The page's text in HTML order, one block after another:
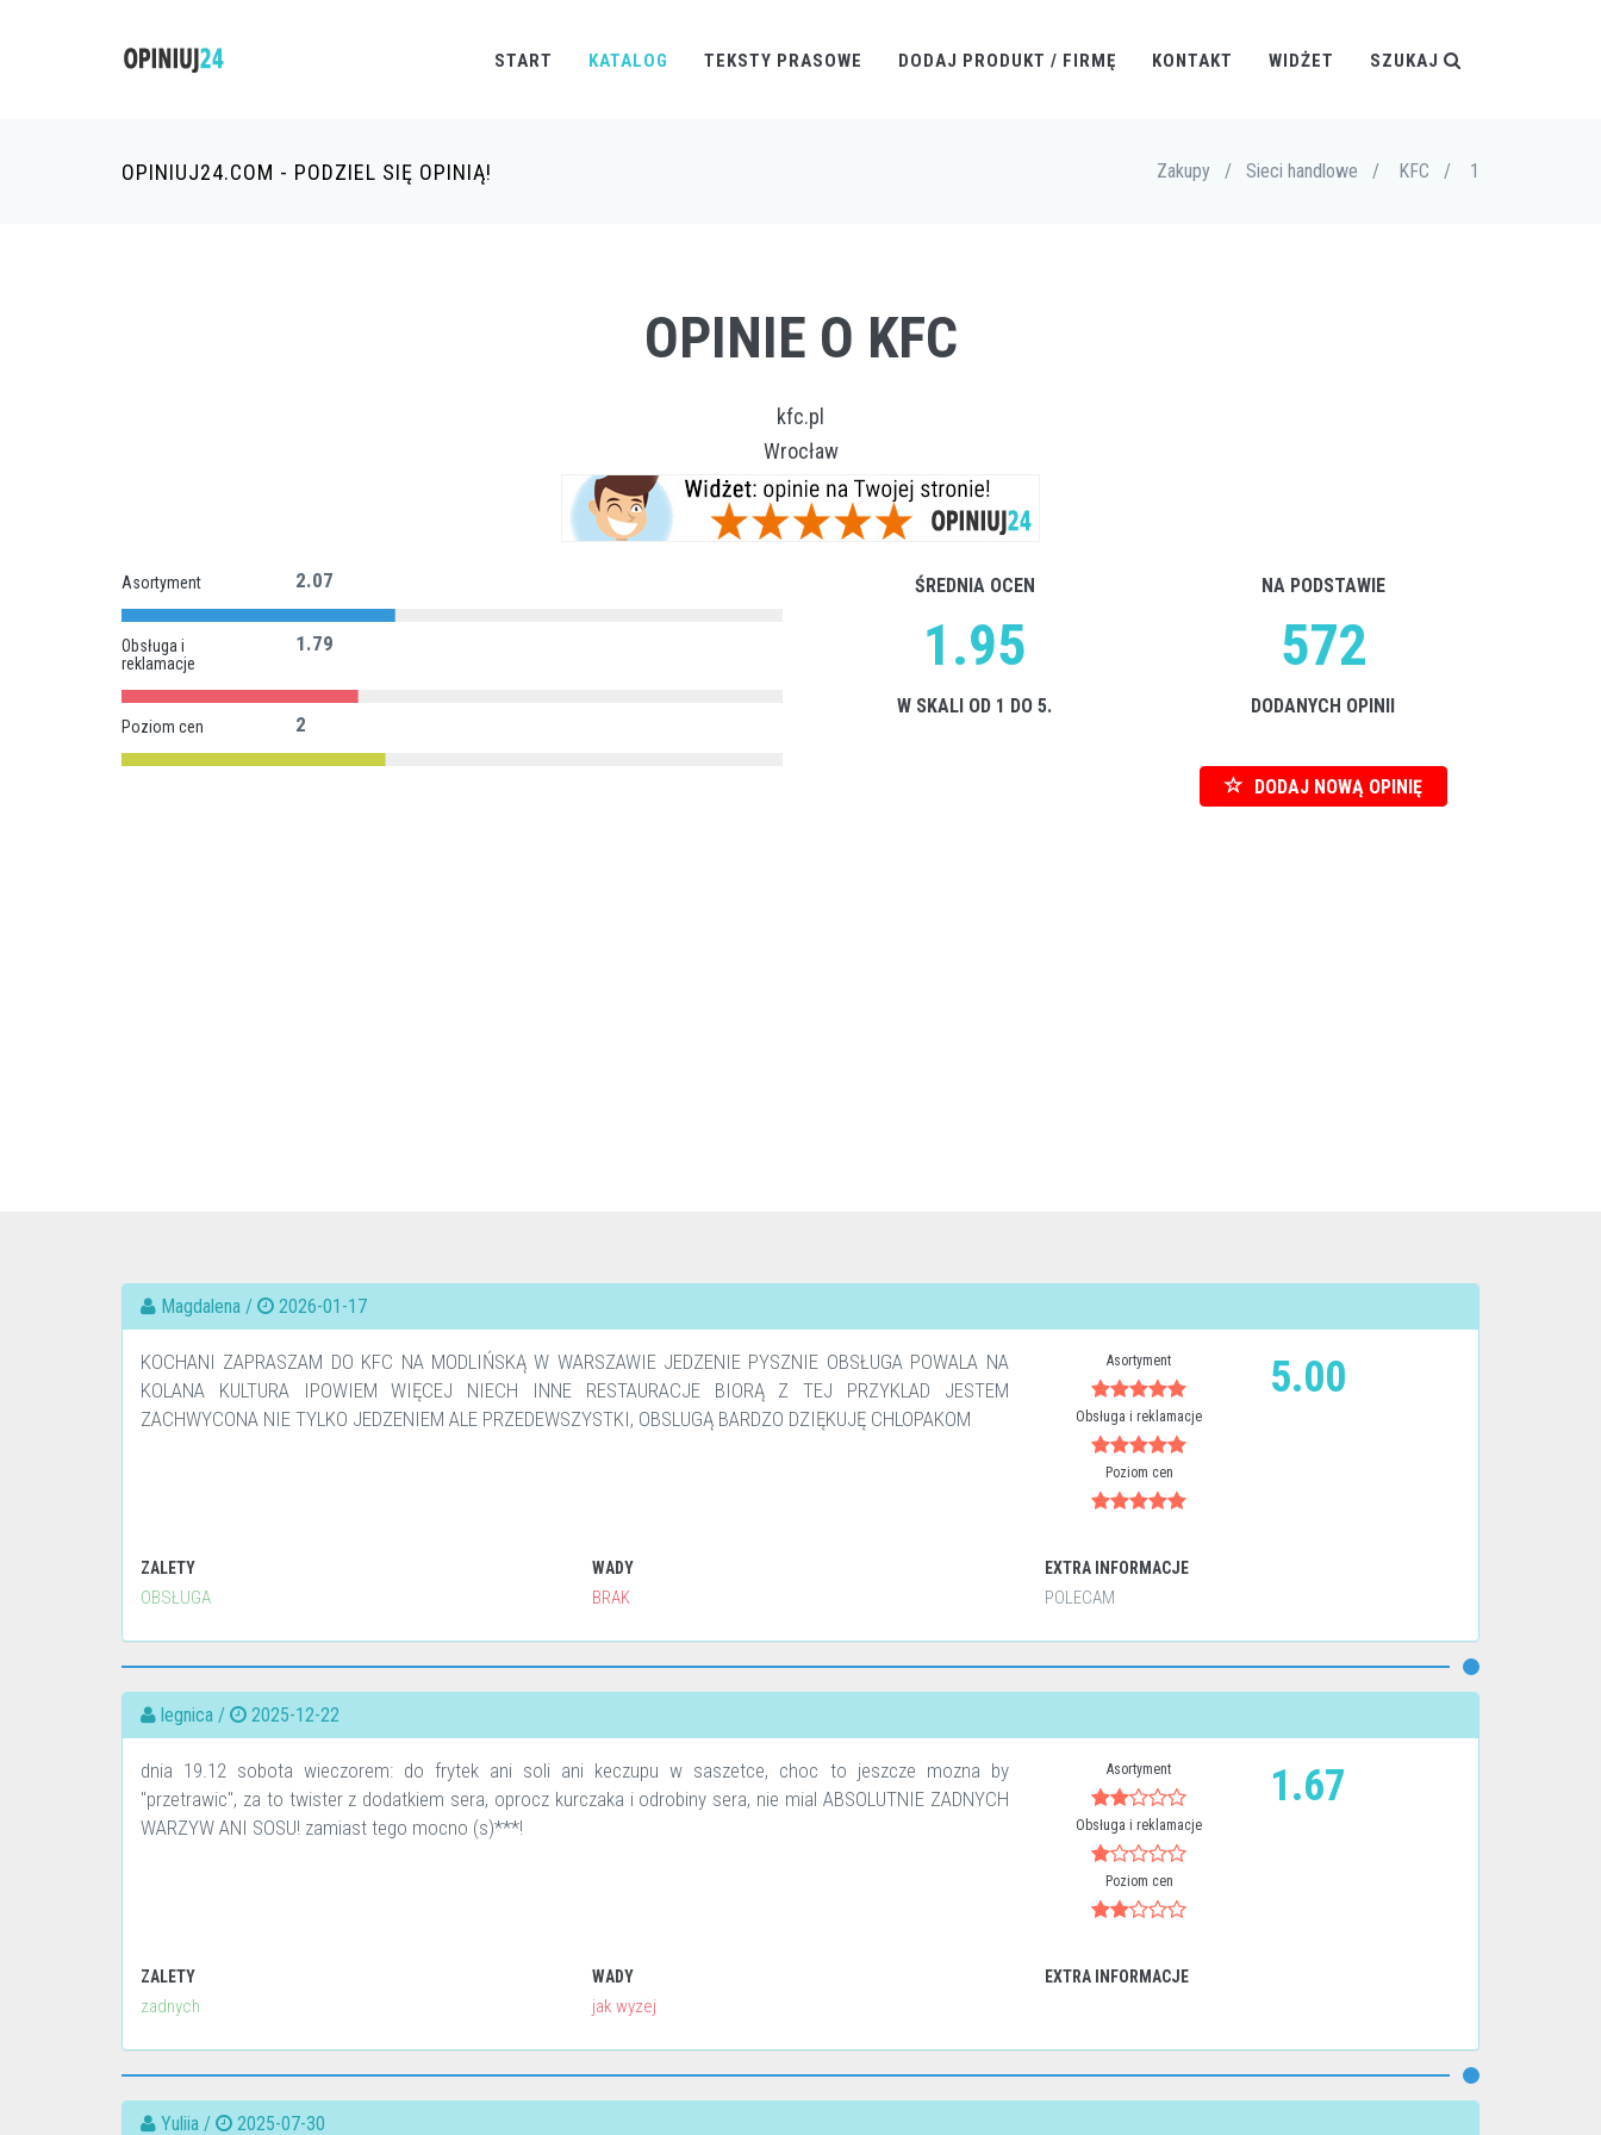
START KATALOG TEKSTY PRASOWE DODAJ PRODUKT / FIRMĘ KONTAKT WIDŻET SZUKAJ
OPINIUJ24.COM - PODZIEL SIĘ OPINIĄ! Zakupy / Sieci handlowe / KFC / 1
OPINIE O KFC
kfc.pl
Wrocław
Asortyment 2.07
Obsługa i
reklamacje
1.79
Poziom cen 2
ŚREDNIA OCEN
1.95
W SKALI OD 1 DO 5.
NA PODSTAWIE
572
DODANYCH OPINII
DODAJ NOWĄ OPINIĘ
Magdalena / 2026-01-17
KOCHANI ZAPRASZAM DO KFC NA MODLIŃSKĄ W WARSZAWIE JEDZENIE PYSZNIE OBSŁUGA POWALA NA
KOLANA KULTURA IPOWIEM WIĘCEJ NIECH INNE RESTAURACJE BIORĄ Z TEJ PRZYKLAD JESTEM
ZACHWYCONA NIE TYLKO JEDZENIEM ALE PRZEDEWSZYSTKI, OBSLUGĄ BARDZO DZIĘKUJĘ CHLOPAKOM
Asortyment
Obsługa i reklamacje
Poziom cen
5.00
ZALETY
OBSŁUGA
WADY
BRAK
EXTRA INFORMACJE
POLECAM
legnica / 2025-12-22
dnia 19.12 sobota wieczorem: do frytek ani soli ani keczupu w saszetce, choc to jeszcze mozna by
"przetrawic", za to twister z dodatkiem sera, oprocz kurczaka i odrobiny sera, nie mial ABSOLUTNIE ZADNYCH
WARZYW ANI SOSU! zamiast tego mocno (s)***!
Asortyment
Obsługa i reklamacje
Poziom cen
1.67
ZALETY
zadnych
WADY
jak wyzej
EXTRA INFORMACJE
Yuliia / 2025-07-30